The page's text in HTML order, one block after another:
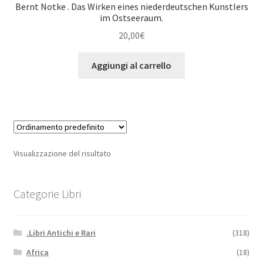
Bernt Notke . Das Wirken eines niederdeutschen Kunstlers
im Ostseeraum.
20,00€
Aggiungi al carrello
Visualizzazione del risultato
Categorie Libri
.Libri Antichi e Rari
(318)
Africa
(18)